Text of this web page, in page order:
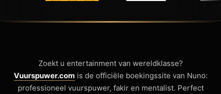
Zoekt u entertainment van wereldklasse?
Vuurspuwer.com is de officiële boekingssite van Nuno:
professioneel vuurspuwer, fakir en mentalist. Perfect